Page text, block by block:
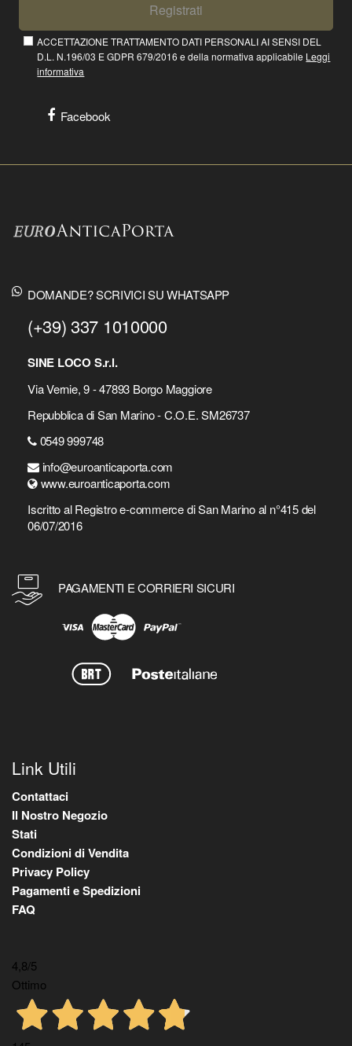
Registrati
ACCETTAZIONE TRATTAMENTO DATI PERSONALI AI SENSI DEL
D.L. N.196/03 E GDPR 679/2016 e della normativa applicabile Leggi
informativa
Facebook
DOMANDE? SCRIVICI SU WHATSAPP
(+39) 337 1010000
SINE LOCO S.r.l.
Via Vernie, 9 - 47893 Borgo Maggiore
Repubblica di San Marino - C.O.E. SM26737
0549 999748
info@euroanticaporta.com
www.euroanticaporta.com
Iscritto al Registro e-commerce di San Marino al n°415 del
06/07/2016
PAGAMENTI E CORRIERI SICURI
Link Utili
Contattaci
Il Nostro Negozio
Stati
Condizioni di Vendita
Privacy Policy
Pagamenti e Spedizioni
FAQ
4,8/5
Ottimo